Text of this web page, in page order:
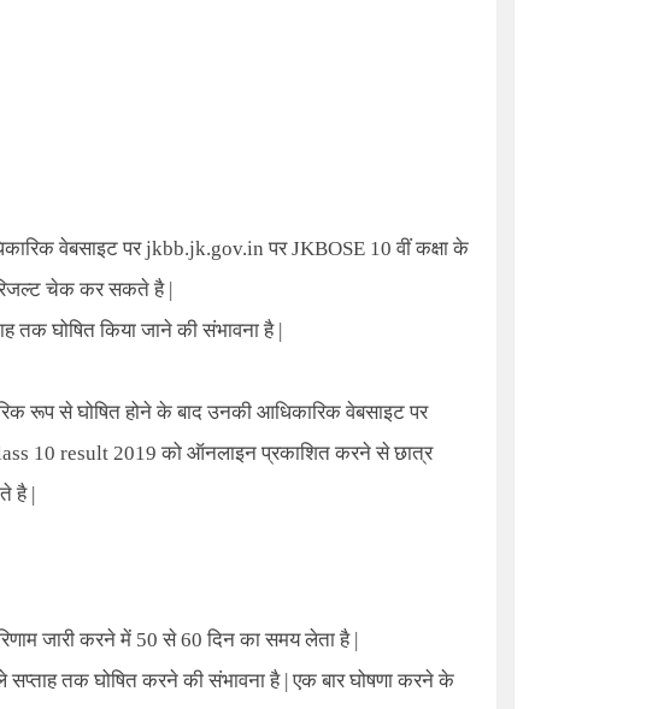
वेबसाइट परjkbb.jk.gov.inपरJKBOSE 10 वीं कक्षा के
चेक कर सकते है |
तक घोषित किया जाने की संभावना है |
रूप से घोषित होने के बाद उनकी आधिकारिक वेबसाइट पर
10 result 2019को ऑनलाइन प्रकाशित करने से छात्र
है |
जारी करने में 50 से60 दिन का समय लेता है |
तक घोषित करने की संभावना है |एक बार घोषणा करने के